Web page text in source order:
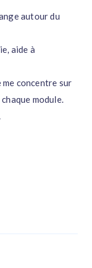
autour du
aide à
me concentre sur
module.